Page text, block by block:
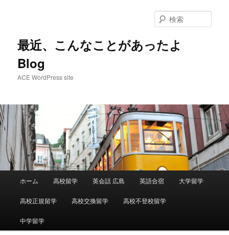
移
動
最近、こんなことがあったよ
Blog
ACE WordPress site
索
ュ
ホーム 高校留学 英会話 広島 英語合宿 大学留学
高校正規留学 高校交換留学 高校不登校留学
中学留学